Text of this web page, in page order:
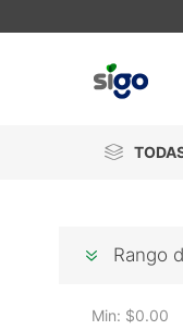
Rango
Min: $0.00